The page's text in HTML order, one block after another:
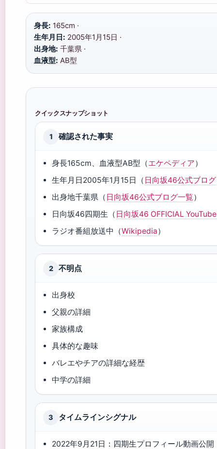
身長: 165cm ·
生年月日: 2005年1月15日 ·
出身地: 千葉県 ·
血液型: AB型
クイックスナップショット
1 確認された事実
身長165cm、血液型AB型（エケペディア）
生年月日2005年1月15日（ 日向坂46公式ブログ
出身地千葉県（ 日向坂46公式ブログ一覧）
日向坂46四期生（ 日向坂46 OFFICIAL
ラジオ番組放送中（Wikipedia）
2 不明点
出身校
父親の詳細
家族構成
具体的な趣味
バレエやチアの詳細な経歴
中学の詳細
3 タイムラインシグナル
2022年9月21日：四期生プロフィール動画公